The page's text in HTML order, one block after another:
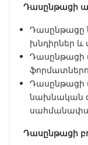
Դասընթացի
Դասընթացը
խնդիրներ և
Դասընթացի
Դասընթացի
նախնական
Դասընթացի